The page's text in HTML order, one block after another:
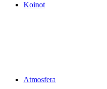
Koinot
Atmosfera